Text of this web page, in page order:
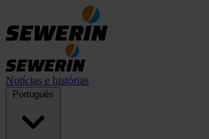
Notícias e histórias
Português